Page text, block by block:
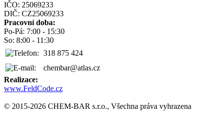
IČO: 25069233
DIČ: CZ25069233
Pracovní doba:
Po-Pá: 7:00 - 15:30
So: 8:00 - 11:30
318 875 424
chembar@atlas.cz
Realizace:
www.FeldCode.cz
© 2015-2026 CHEM-BAR s.r.o., Všechna práva vyhrazena